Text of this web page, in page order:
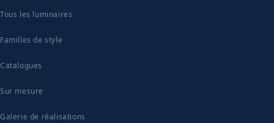
Tous les luminaires
Familles de style
Catalogues
Sur mesure
Galerie de réalisations